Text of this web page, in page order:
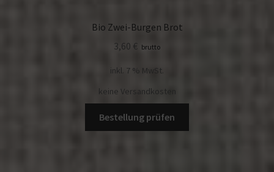
Bio Zwei-Burgen Brot
3,60 € brutto
inkl. 7 % MwSt.
keine Versandkosten
Bestellung prüfen